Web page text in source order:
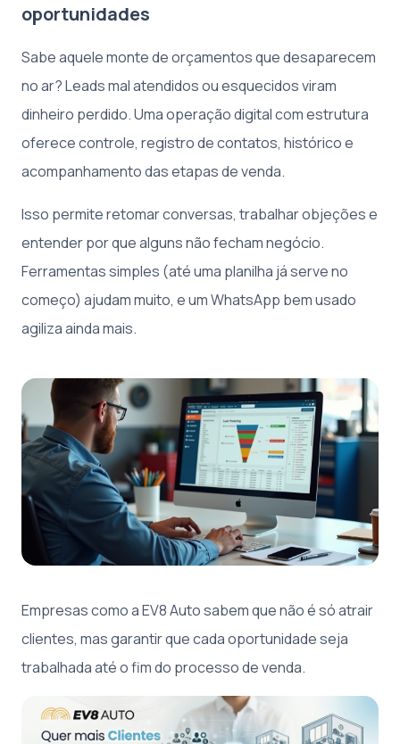
oportunidades
Sabe aquele monte de orçamentos que desaparecem
no ar? Leads mal atendidos ou esquecidos viram
dinheiro perdido. Uma operação digital com estrutura
oferece controle, registro de contatos, histórico e
acompanhamento das etapas de venda.
Isso permite retomar conversas, trabalhar objeções e
entender por que alguns não fecham negócio.
Ferramentas simples (até uma planilha já serve no
começo) ajudam muito, e um WhatsApp bem usado
agiliza ainda mais.
Empresas como a EV8 Auto sabem que não é só atrair
clientes, mas garantir que cada oportunidade seja
trabalhada até o fim do processo de venda.